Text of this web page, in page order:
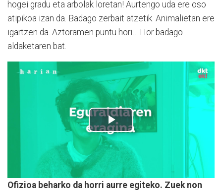
hogei gradu eta arbolak loretan! Aurtengo uda ere oso
atipikoa izan da. Badago zerbait atzetik. Animalietan ere
igartzen da. Aztoramen puntu hori… Hor badago
aldaketaren bat.
Ofizioa beharko da horri aurre egiteko. Zuek non